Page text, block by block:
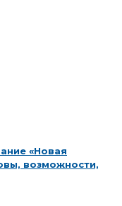
«Новая
возможности,